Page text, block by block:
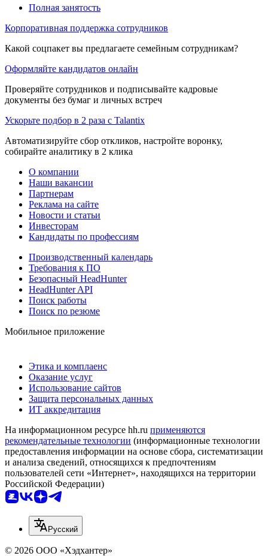
Полная занятость
Корпоративная поддержка сотрудников
Какой соцпакет вы предлагаете семейным сотрудникам?
Оформляйте кандидатов онлайн
Проверяйте сотрудников и подписывайте кадровые
документы без бумаг и личных встреч
Ускорьте подбор в 2 раза с Talantix
Автоматизируйте сбор откликов, настройте воронку,
собирайте аналитику в 2 клика
О компании
Наши вакансии
Партнерам
Реклама на сайте
Новости и статьи
Инвесторам
Кандидаты по профессиям
Производственный календарь
Требования к ПО
Безопасный HeadHunter
HeadHunter API
Поиск работы
Поиск по резюме
Мобильное приложение
Этика и комплаенс
Оказание услуг
Использование сайтов
Защита персональных данных
ИТ аккредитация
На информационном ресурсе hh.ru применяются
рекомендательные технологии (информационные технологии
предоставления информации на основе сбора, систематизации
и анализа сведений, относящихся к предпочтениям
пользователей сети «Интернет», находящихся на территории
Российской Федерации)
Русский
© 2026 ООО «Хэдхантер»